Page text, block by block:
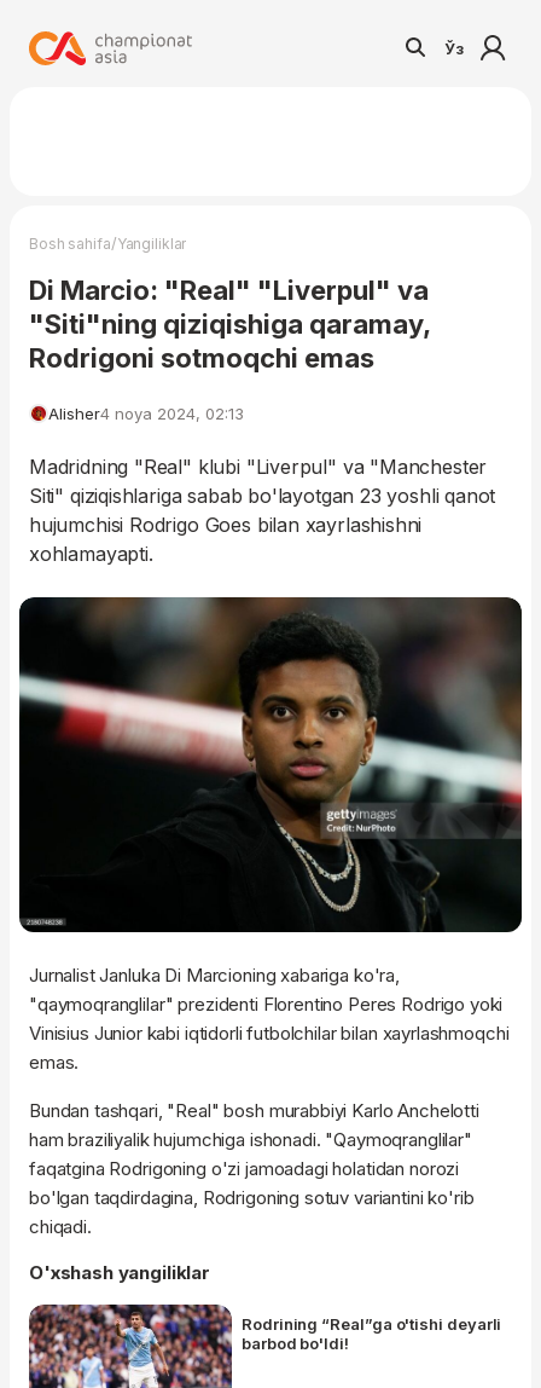
Ўз
Bosh sahifa/Yangiliklar
Di Marcio: "Real" "Liverpul" va
"Siti"ning qiziqishiga qaramay,
Rodrigoni sotmoqchi emas
Alisher4 noya 2024, 02:13
Madridning "Real" klubi "Liverpul" va "Manchester
Siti" qiziqishlariga sabab bo'layotgan 23 yoshli qanot
hujumchisi Rodrigo Goes bilan xayrlashishni
xohlamayapti.
Jurnalist Janluka Di Marcioning xabariga ko'ra,
"qaymoqranglilar" prezidenti Florentino Peres Rodrigo yoki
Vinisius Junior kabi iqtidorli futbolchilar bilan xayrlashmoqchi
emas.
Bundan tashqari, "Real" bosh murabbiyi Karlo Anchelotti
ham braziliyalik hujumchiga ishonadi. "Qaymoqranglilar"
faqatgina Rodrigoning o'zi jamoadagi holatidan norozi
bo'lgan taqdirdagina, Rodrigoning sotuv variantini ko'rib
chiqadi.
O'xshash yangiliklar
Rodrining “Real”ga o'tishi deyarli
barbod bo'ldi!